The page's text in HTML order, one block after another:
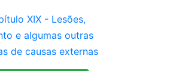
XIX - Lesões,
e algumas outras
de causas externas